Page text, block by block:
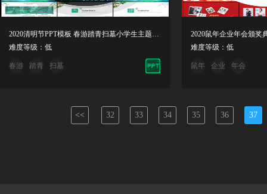
2020清明节PPT模板 春游踏青扫墓小学生主题课件动态扫墓模版素材
难度等级：低
春游 踏青 扫墓
难度等级：低
鼠年 企业 年会
<< 32 33 34 35 36 37